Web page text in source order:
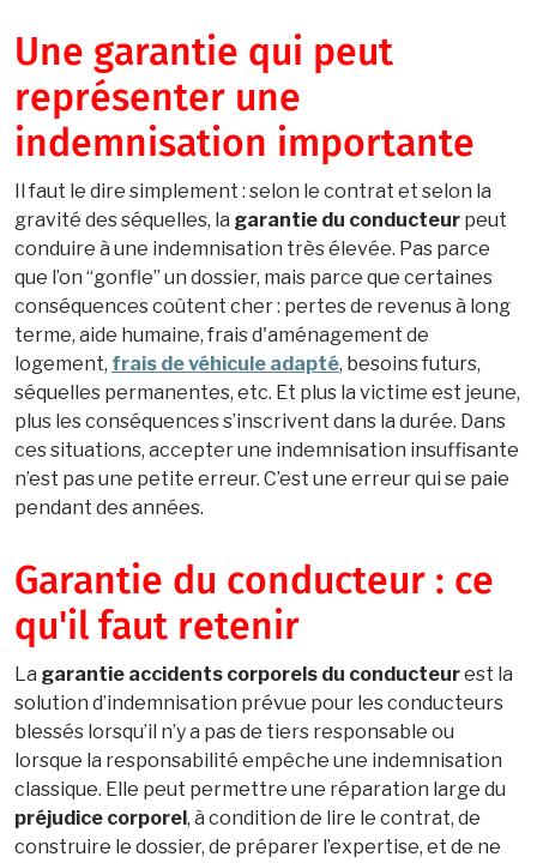
Une garantie qui peut
représenter une
indemnisation importante
Il faut le dire simplement : selon le contrat et selon la
gravité des séquelles, la garantie du conducteur peut
conduire à une indemnisation très élevée. Pas parce
que l’on “gonfle” un dossier, mais parce que certaines
conséquences coûtent cher : pertes de revenus à long
terme, aide humaine, frais d'aménagement de
logement, frais de véhicule adapté, besoins futurs,
séquelles permanentes, etc. Et plus la victime est jeune,
plus les conséquences s’inscrivent dans la durée. Dans
ces situations, accepter une indemnisation insuffisante
n’est pas une petite erreur. C’est une erreur qui se paie
pendant des années.
Garantie du conducteur : ce
qu'il faut retenir
La garantie accidents corporels du conducteurest la
solution d’indemnisation prévue pour les conducteurs
blessés lorsqu’il n’y a pas de tiers responsable ou
lorsque la responsabilité empêche une indemnisation
classique. Elle peut permettre une réparation large du
préjudice corporel , à condition de lire le contrat, de
construire le dossier, de préparer l’expertise, et de ne